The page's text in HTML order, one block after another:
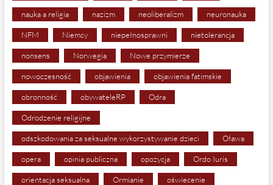
nauka a religia nazizm neoliberalizm neuronauka
NFM Niemcy niepełnosprawni nietolerancja
nonsens Norwegia Nowe przymierze
nowoczesność objawienia objawienia fatimskie
obronność obywateleRP Odra
Odrodzenie religijne
odszkodowania za seksualne wykorzystywanie dzieci Oława
opera opinia publiczna opozycja Ordo Iuris
orientacja seksualna Ormianie oświecenie